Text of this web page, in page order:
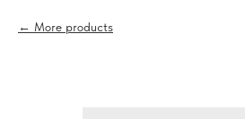
More products